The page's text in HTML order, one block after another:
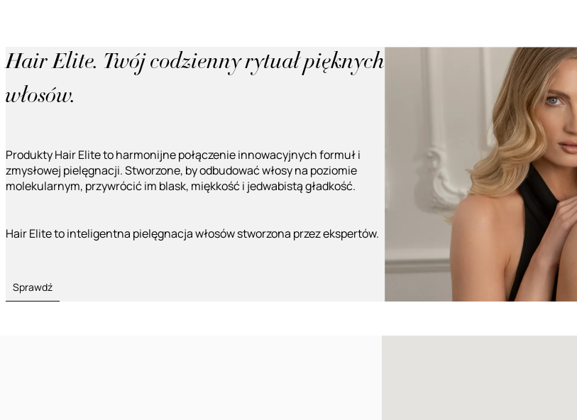
Hair Elite. Twój codzienny rytuał pięknych
włosów.
Produkty Hair Elite to harmonijne połączenie innowacyjnych formuł i
zmysłowej pielęgnacji. Stworzone, by odbudować włosy na poziomie
molekularnym, przywrócić im blask, miękkość i jedwabistą gładkość.
Hair Elite to inteligentna pielęgnacja włosów stworzona przez ekspertów.
Sprawdź